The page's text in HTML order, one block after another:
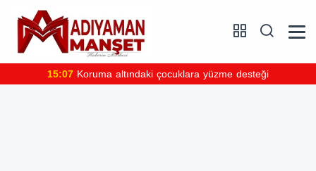
15:07 Koruma altındaki çocuklara yüzme desteği